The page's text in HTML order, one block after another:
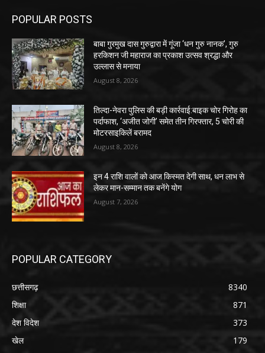
POPULAR POSTS
बाबा गुरमुख दास गुरुद्वारा में गूंजा ‘धन गुरु नानक’, गुरु
हरकिशन जी महाराज का प्रकाश उत्सव श्रद्धा और
उल्लास से मनाया
August 8, 2026
तिल्दा-नेवरा पुलिस की बड़ी कार्रवाई:बाइक चोर गिरोह का
पर्दाफाश, ‘अजीत जोगी’ समेत तीन गिरफ्तार, 5 चोरी की
मोटरसाइकिलें बरामद
August 8, 2026
इन 4 राशि वालों को आज किस्मत देगी साथ, धन लाभ से
लेकर मान-सम्मान तक बनेंगे योग
August 7, 2026
POPULAR CATEGORY
छत्तीसगढ़
8340
शिक्षा
871
देश विदेश
373
खेल
179